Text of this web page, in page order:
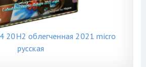
20H2 облегченная 2021 micro
русская